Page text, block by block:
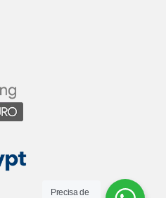
Precisa de